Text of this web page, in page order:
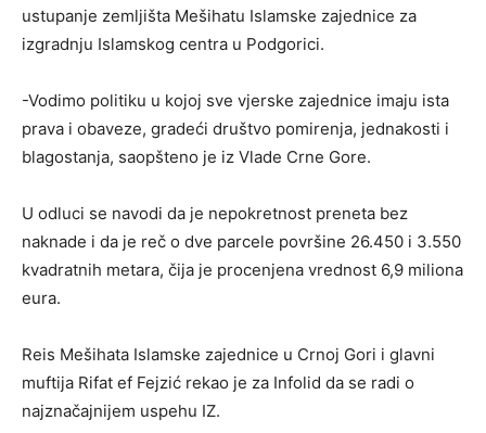
ustupanje zemljišta Mešihatu Islamske zajednice za
izgradnju Islamskog centra u Podgorici.
-Vodimo politiku u kojoj sve vjerske zajednice imaju ista
prava i obaveze, gradeći društvo pomirenja, jednakosti i
blagostanja, saopšteno je iz Vlade Crne Gore.
U odluci se navodi da je nepokretnost preneta bez
naknade i da je reč o dve parcele površine 26.450 i 3.550
kvadratnih metara, čija je procenjena vrednost 6,9 miliona
eura.
Reis Mešihata Islamske zajednice u Crnoj Gori i glavni
muftija Rifat ef Fejzić rekao je za Infolid da se radi o
najznačajnijem uspehu IZ.